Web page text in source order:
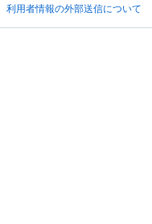
利用者情報の外部送信について